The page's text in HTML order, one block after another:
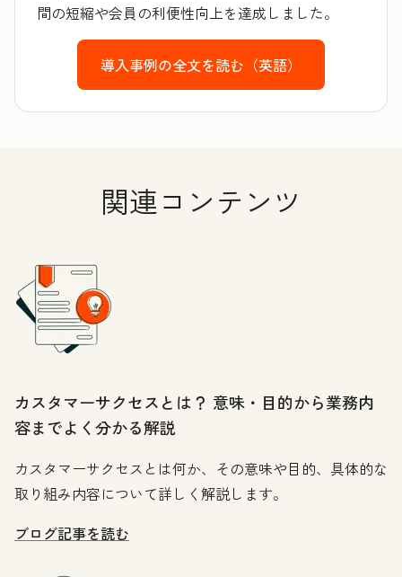
間の短縮や会員の利便性向上を達成しました。
導入事例の全文を読む（英語）
関連コンテンツ
カスタマーサクセスとは？ 意味・目的から業務内
容までよく分かる解説
カスタマーサクセスとは何か、その意味や目的、具体的な
取り組み内容について詳しく解説します。
ブログ記事を読む